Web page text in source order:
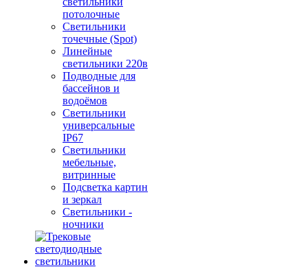
потолочные
Светильники
точечные (Spot)
Линейные
светильники 220в
Подводные для
бассейнов и
водоёмов
Светильники
универсальные
IP67
Светильники
мебельные,
витринные
Подсветка картин
и зеркал
Светильники -
ночники